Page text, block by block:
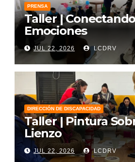
PRENSA
Taller |
Emociones
JUL 22, 2026 LCDRV
DIRECCIÓN DE DISCAPACIDAD
Taller | Pintura
Lienzo
JUL 22, 2026 LCDRV